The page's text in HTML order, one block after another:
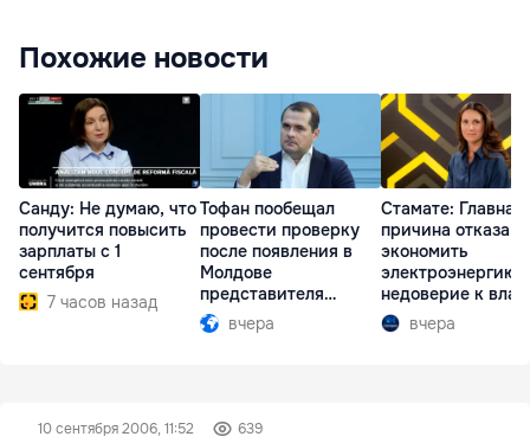
Похожие новости
Санду: Не думаю, что
получится повысить
зарплаты с 1
сентября
7 часов назад
Тофан пообещал
провести проверку
после появления в
Молдове
представителя
Южной Осетии
вчера
Стамате: Главная
причина отказа
экономить
электроэнергию
недоверие к
вчера
10 сентября 2006, 11:52 639